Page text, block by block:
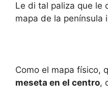
Le di tal paliza que le
mapa de la península
Como el mapa físico,
meseta en el centro,